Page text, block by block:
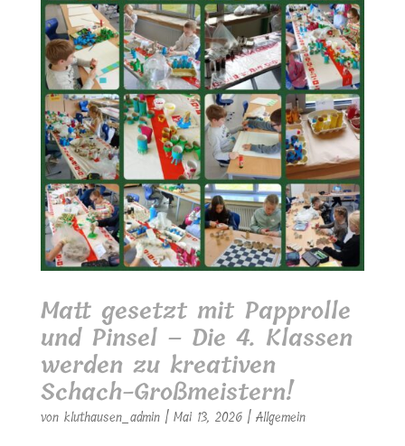
Matt gesetzt mit Papprolle
und Pinsel – Die 4. Klassen
werden zu kreativen
Schach-Großmeistern!
von kluthausen_admin| Mai 13, 2026| Allgemein